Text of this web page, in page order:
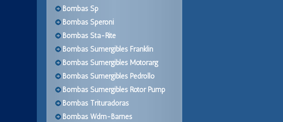
Bombas Sp
Bombas Speroni
Bombas Sta-Rite
Bombas Sumergibles Franklin
Bombas Sumergibles Motorarg
Bombas Sumergibles Pedrollo
Bombas Sumergibles Rotor Pump
Bombas Trituradoras
Bombas Wdm-Barnes